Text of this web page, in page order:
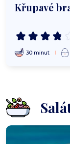
Křupavé
30 minut